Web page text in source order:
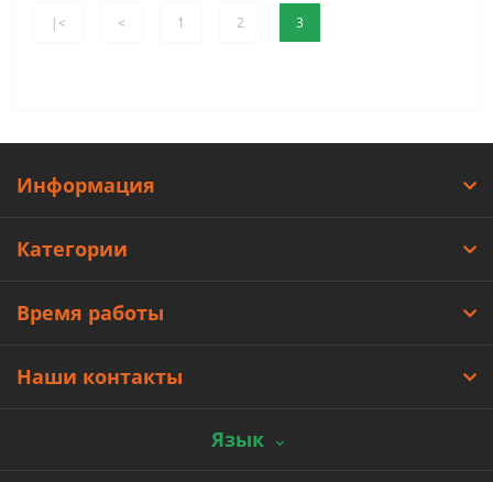
|< < 1 2 3
Информация
Категории
Время работы
Наши контакты
Язык